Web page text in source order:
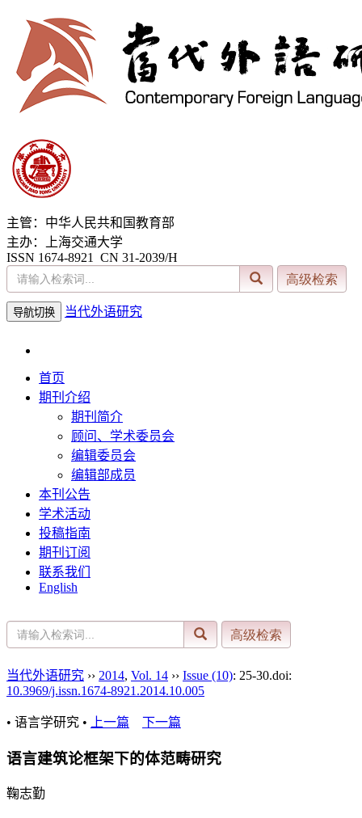
主管：中华人民共和国教育部
主办：上海交通大学
ISSN 1674-8921 CN 31-2039/H
导航切换 当代外语研究
首页
期刊介绍
期刊简介
顾问、学术委员会
编辑委员会
编辑部成员
本刊公告
学术活动
投稿指南
期刊订阅
联系我们
English
当代外语研究 ›› 2014, Vol. 14 ›› Issue (10): 25-30.doi:
10.3969/j.issn.1674-8921.2014.10.005
• 语言学研究 • 上一篇 下一篇
语言建筑论框架下的体范畴研究
鞠志勤